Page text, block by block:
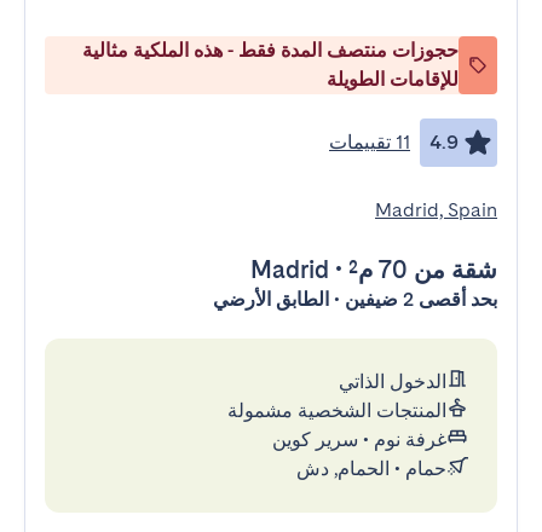
حجوزات منتصف المدة فقط - هذه الملكية مثالية
للإقامات الطويلة
4.9 11 تقييمات
Madrid, Spain
شقة من 70 م² •
Madrid
بحد أقصى 2 ضيفين • الطابق الأرضي
الدخول الذاتي
المنتجات الشخصية مشمولة
غرفة نوم • سرير كوين
حمام • الحمام, دش